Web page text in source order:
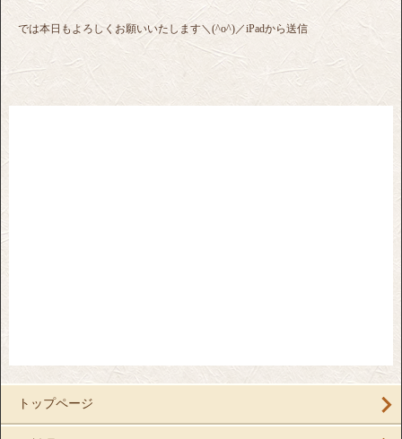
では本日もよろしくお願いいたします＼(^o^)／iPadから送信
トップページ